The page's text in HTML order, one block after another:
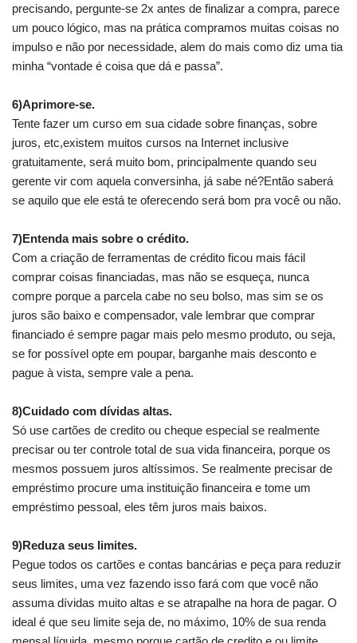
precisando, pergunte-se 2x antes de finalizar a compra, parece
um pouco lógico, mas na prática compramos muitas coisas no
impulso e não por necessidade, alem do mais como diz uma tia
minha “vontade é coisa que dá e passa”.
6)Aprimore-se.
Tente fazer um curso em sua cidade sobre finanças, sobre
juros, etc,existem muitos cursos na Internet inclusive
gratuitamente, será muito bom, principalmente quando seu
gerente vir com aquela conversinha, já sabe né?Então saberá
se aquilo que ele está te oferecendo será bom pra você ou não.
7)Entenda mais sobre o crédito.
Com a criação de ferramentas de crédito ficou mais fácil
comprar coisas financiadas, mas não se esqueça, nunca
compre porque a parcela cabe no seu bolso, mas sim se os
juros são baixo e compensador, vale lembrar que comprar
financiado é sempre pagar mais pelo mesmo produto, ou seja,
se for possível opte em poupar, barganhe mais desconto e
pague à vista, sempre vale a pena.
8)Cuidado com dívidas altas.
Só use cartões de credito ou cheque especial se realmente
precisar ou ter controle total de sua vida financeira, porque os
mesmos possuem juros altíssimos. Se realmente precisar de
empréstimo procure uma instituição financeira e tome um
empréstimo pessoal, eles têm juros mais baixos.
9)Reduza seus limites.
Pegue todos os cartões e contas bancárias e peça para reduzir
seus limites, uma vez fazendo isso fará com que você não
assuma dívidas muito altas e se atrapalhe na hora de pagar. O
ideal é que seu limite seja de, no máximo, 10% de sua renda